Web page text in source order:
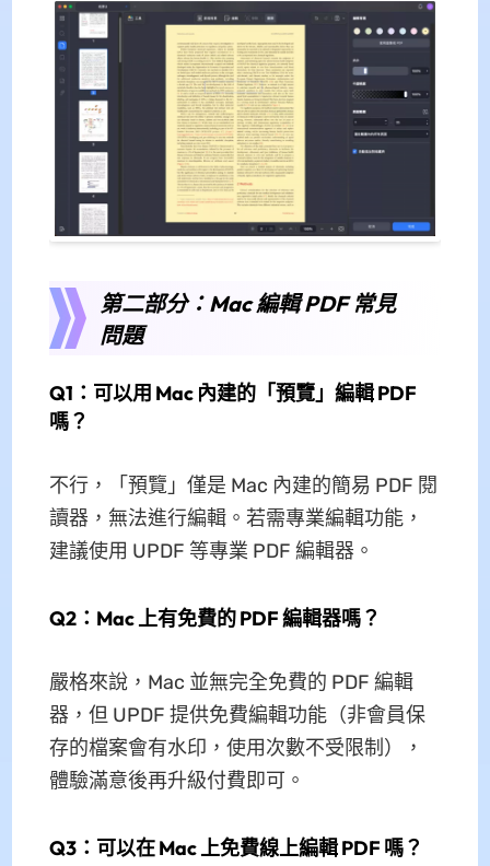
第二部分：Mac 編輯 PDF 常見
問題
Q1：可以用 Mac 內建的「預覽」編輯 PDF
嗎？
不行，「預覽」僅是 Mac 內建的簡易 PDF 閱
讀器，無法進行編輯。若需專業編輯功能，
建議使用 UPDF 等專業 PDF 編輯器。
Q2：Mac 上有免費的 PDF 編輯器嗎？
嚴格來說，Mac 並無完全免費的 PDF 編輯
器，但 UPDF 提供免費編輯功能（非會員保
存的檔案會有水印，使用次數不受限制），
體驗滿意後再升級付費即可。
Q3：可以在 Mac 上免費線上編輯 PDF 嗎？